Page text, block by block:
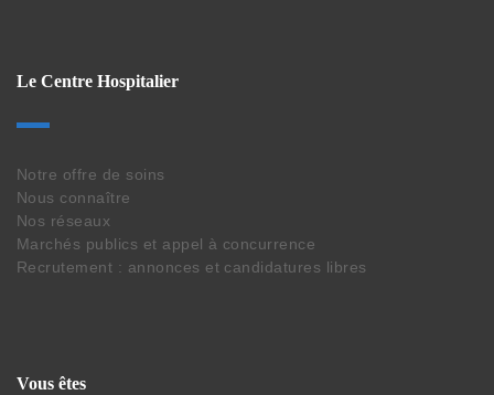
Le Centre Hospitalier
Notre offre de soins
Nous connaître
Nos réseaux
Marchés publics et appel à concurrence
Recrutement : annonces et candidatures libres
Vous êtes